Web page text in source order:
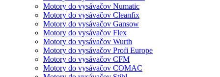
Motory do vysávačov Numatic
Motory do vysávačov Cleanfix
Motory do vysávačov Gansow
Motory do vysávačov Flex
Motory do vysávačov Wurth
Motory do vysávačov Profi Europe
Motory do vysávačov CFM
Motory do vysávačov COMAC